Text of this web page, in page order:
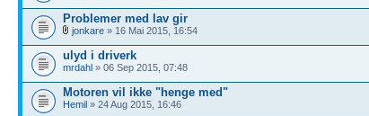
Problemer med lav gir
jonkare » 16 Mai 2015, 16:54
ulyd i driverk
mrdahl » 06 Sep 2015, 07:48
Motoren vil ikke "henge med"
Hemil » 24 Aug 2015, 16:46